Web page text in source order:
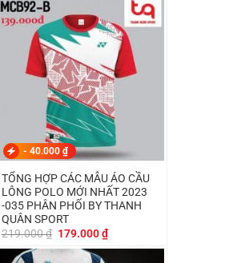
179.000 ₫.
- 40.000 ₫
TỔNG HỢP CÁC MẪU ÁO CẦU
LÔNG POLO MỚI NHẤT 2023
-035 PHÂN PHỐI BY THANH
QUÂN SPORT
219.000₫ Giá
là:
179.000₫Giá
hiện